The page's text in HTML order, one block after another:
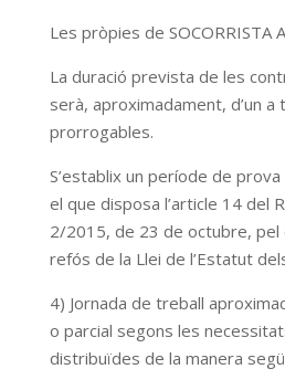
Les pròpies de SOCORRISTA
La duració prevista de les
serà, aproximadament, d’un
prorrogables.
S’establix un període de
el que disposa l’article 14 del
2/2015, de 23 de octubre, pel
refós de la Llei de l’Estatut
4) Jornada de treball
o parcial segons les
distribuïdes de la manera